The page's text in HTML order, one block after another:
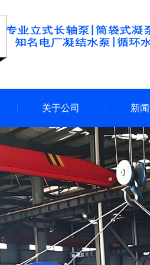
关于公司 新